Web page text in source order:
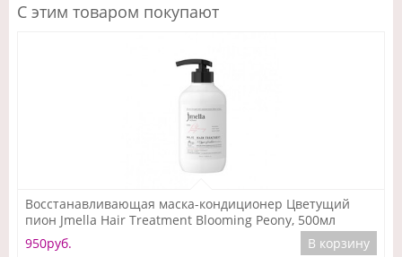
С этим товаром покупают
Восстанавливающая маска-кондиционер Цветущий
пион Jmella Hair Treatment Blooming Peony, 500мл
950руб.
В корзину